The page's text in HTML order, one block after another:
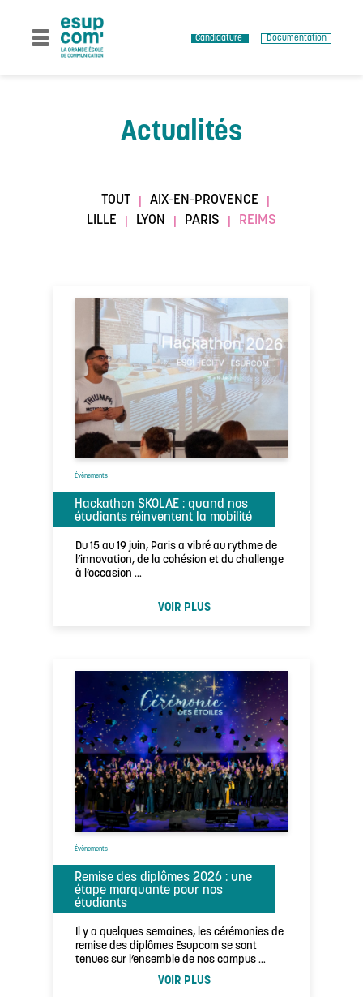
content
Candidature Documentation
Actualités
TOUT AIX-EN-PROVENCE
LILLE
LYON PARIS REIMS
Évènements
Hackathon SKOLAE : quand nos
étudiants réinventent la mobilité
Du 15 au 19 juin, Paris a vibré au rythme de
l’innovation, de la cohésion et du challenge
à l’occasion …
VOIR PLUS
Évènements
Remise des diplômes 2026 : une
étape marquante pour nos
étudiants
Il y a quelques semaines, les cérémonies de
remise des diplômes Esupcom se sont
tenues sur l’ensemble de nos campus …
VOIR PLUS